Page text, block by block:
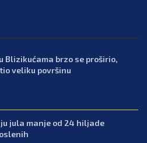
Blizikućama brzo se proširio,
veliku površinu
jula manje od 24 hiljade